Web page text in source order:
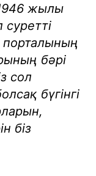
жылы
суретті
порталының
бәрі
сол
бүгінгі
біз